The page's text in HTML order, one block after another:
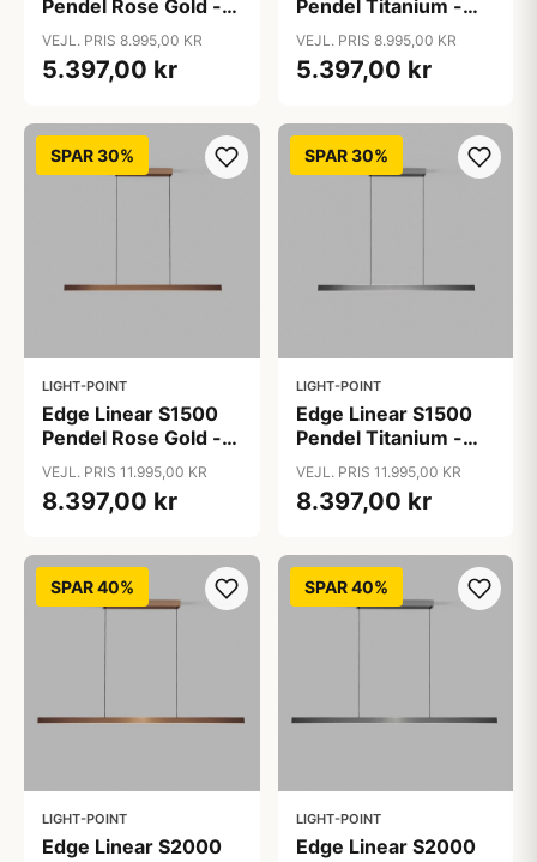
Pendel Rose Gold -
LIGHT-POINT
VEJL. PRIS 8.995,00 KR
5.397,00 kr
Pendel Titanium -
LIGHT-POINT
VEJL. PRIS 8.995,00 KR
5.397,00 kr
SPAR 30%
LIGHT-POINT
Edge Linear S1500
Pendel Rose Gold -
LIGHT-POINT
VEJL. PRIS 11.995,00 KR
8.397,00 kr
SPAR 30%
LIGHT-POINT
Edge Linear S1500
Pendel Titanium -
LIGHT-POINT
VEJL. PRIS 11.995,00 KR
8.397,00 kr
SPAR 40%
LIGHT-POINT
Edge Linear S2000
SPAR 40%
LIGHT-POINT
Edge Linear S2000